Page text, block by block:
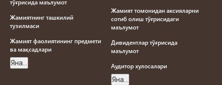
тўғрисида маълумот
Жамиятнинг ташкилий
тузилмаси
Жамият фаолиятининг предмети
ва мақсадлари
Яна...
Жамият томонидан аксияларни
сотиб олиш тўғрисидаги
маълумот
Дивидентлар тўғрисида
маълумот
Aудитор хулосалари
Яна...